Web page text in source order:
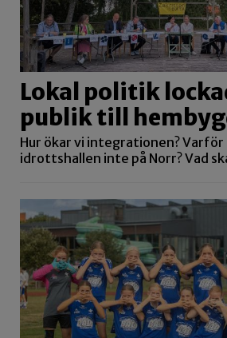
Lokal politik
publik till
Hur ökar vi integrationen? Varför
idrottshallen inte på Norr? Vad